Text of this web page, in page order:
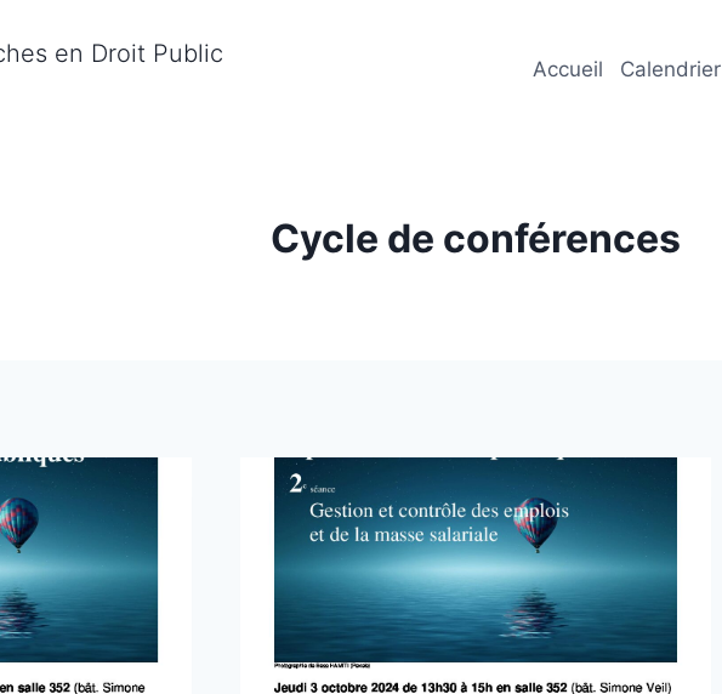
en Droit Public
Accueil Calendrier
Cycle de conférences